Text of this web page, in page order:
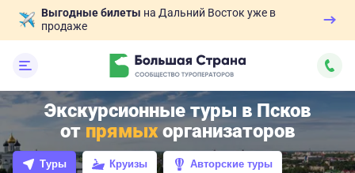
Выгодные билеты на Дальний Восток уже в
продаже
Экскурсионные туры в Псков
от прямых организаторов
Туры Круизы Авторские туры